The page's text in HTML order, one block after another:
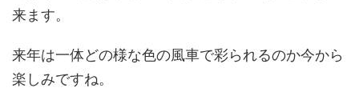
来ます。
来年は一体どの様な色の風車で彩られるのか今から
楽しみですね。